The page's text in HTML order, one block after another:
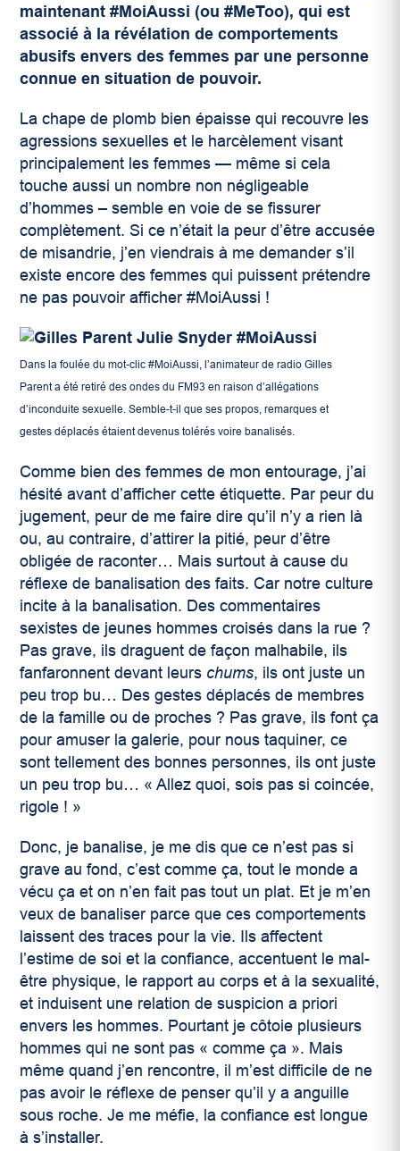
maintenant #MoiAussi (ou #MeToo), qui est
associé à la révélation de comportements
abusifs envers des femmes par une personne
connue en situation de pouvoir.
La chape de plomb bien épaisse qui recouvre les
agressions sexuelles et le harcèlement visant
principalement les femmes — même si cela
touche aussi un nombre non négligeable
d’hommes – semble en voie de se fissurer
complètement. Si ce n’était la peur d’être accusée
de misandrie, j’en viendrais à me demander s’il
existe encore des femmes qui puissent prétendre
ne pas pouvoir afficher #MoiAussi !
Dans la foulée du mot-clic #MoiAussi, l’animateur de radio Gilles
Parent a été retiré des ondes du FM93 en raison d’allégations
d’inconduite sexuelle. Semble-t-il que ses propos, remarques et
gestes déplacés étaient devenus tolérés voire banalisés.
Comme bien des femmes de mon entourage, j’ai
hésité avant d’afficher cette étiquette. Par peur du
jugement, peur de me faire dire qu’il n’y a rien là
ou, au contraire, d’attirer la pitié, peur d’être
obligée de raconter… Mais surtout à cause du
réflexe de banalisation des faits. Car notre culture
incite à la banalisation. Des commentaires
sexistes de jeunes hommes croisés dans la rue ?
Pas grave, ils draguent de façon malhabile, ils
fanfaronnent devant leurs chums, ils ont juste un
peu trop bu… Des gestes déplacés de membres
de la famille ou de proches ? Pas grave, ils font ça
pour amuser la galerie, pour nous taquiner, ce
sont tellement des bonnes personnes, ils ont juste
un peu trop bu… « Allez quoi, sois pas si coincée,
rigole ! »
Donc, je banalise, je me dis que ce n’est pas si
grave au fond, c’est comme ça, tout le monde a
vécu ça et on n’en fait pas tout un plat. Et je m’en
veux de banaliser parce que ces comportements
laissent des traces pour la vie. Ils affectent
l’estime de soi et la confiance, accentuent le mal-
être physique, le rapport au corps et à la sexualité,
et induisent une relation de suspicion a priori
envers les hommes. Pourtant je côtoie plusieurs
hommes qui ne sont pas « comme ça ». Mais
même quand j’en rencontre, il m’est difficile de ne
pas avoir le réflexe de penser qu’il y a anguille
sous roche. Je me méfie, la confiance est longue
à s’installer.